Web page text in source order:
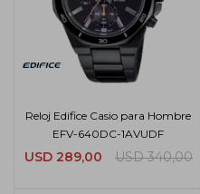
Reloj Edifice Casio para Hombre
EFV-640DC-1AVUDF
USD 289,00 USD 340,00